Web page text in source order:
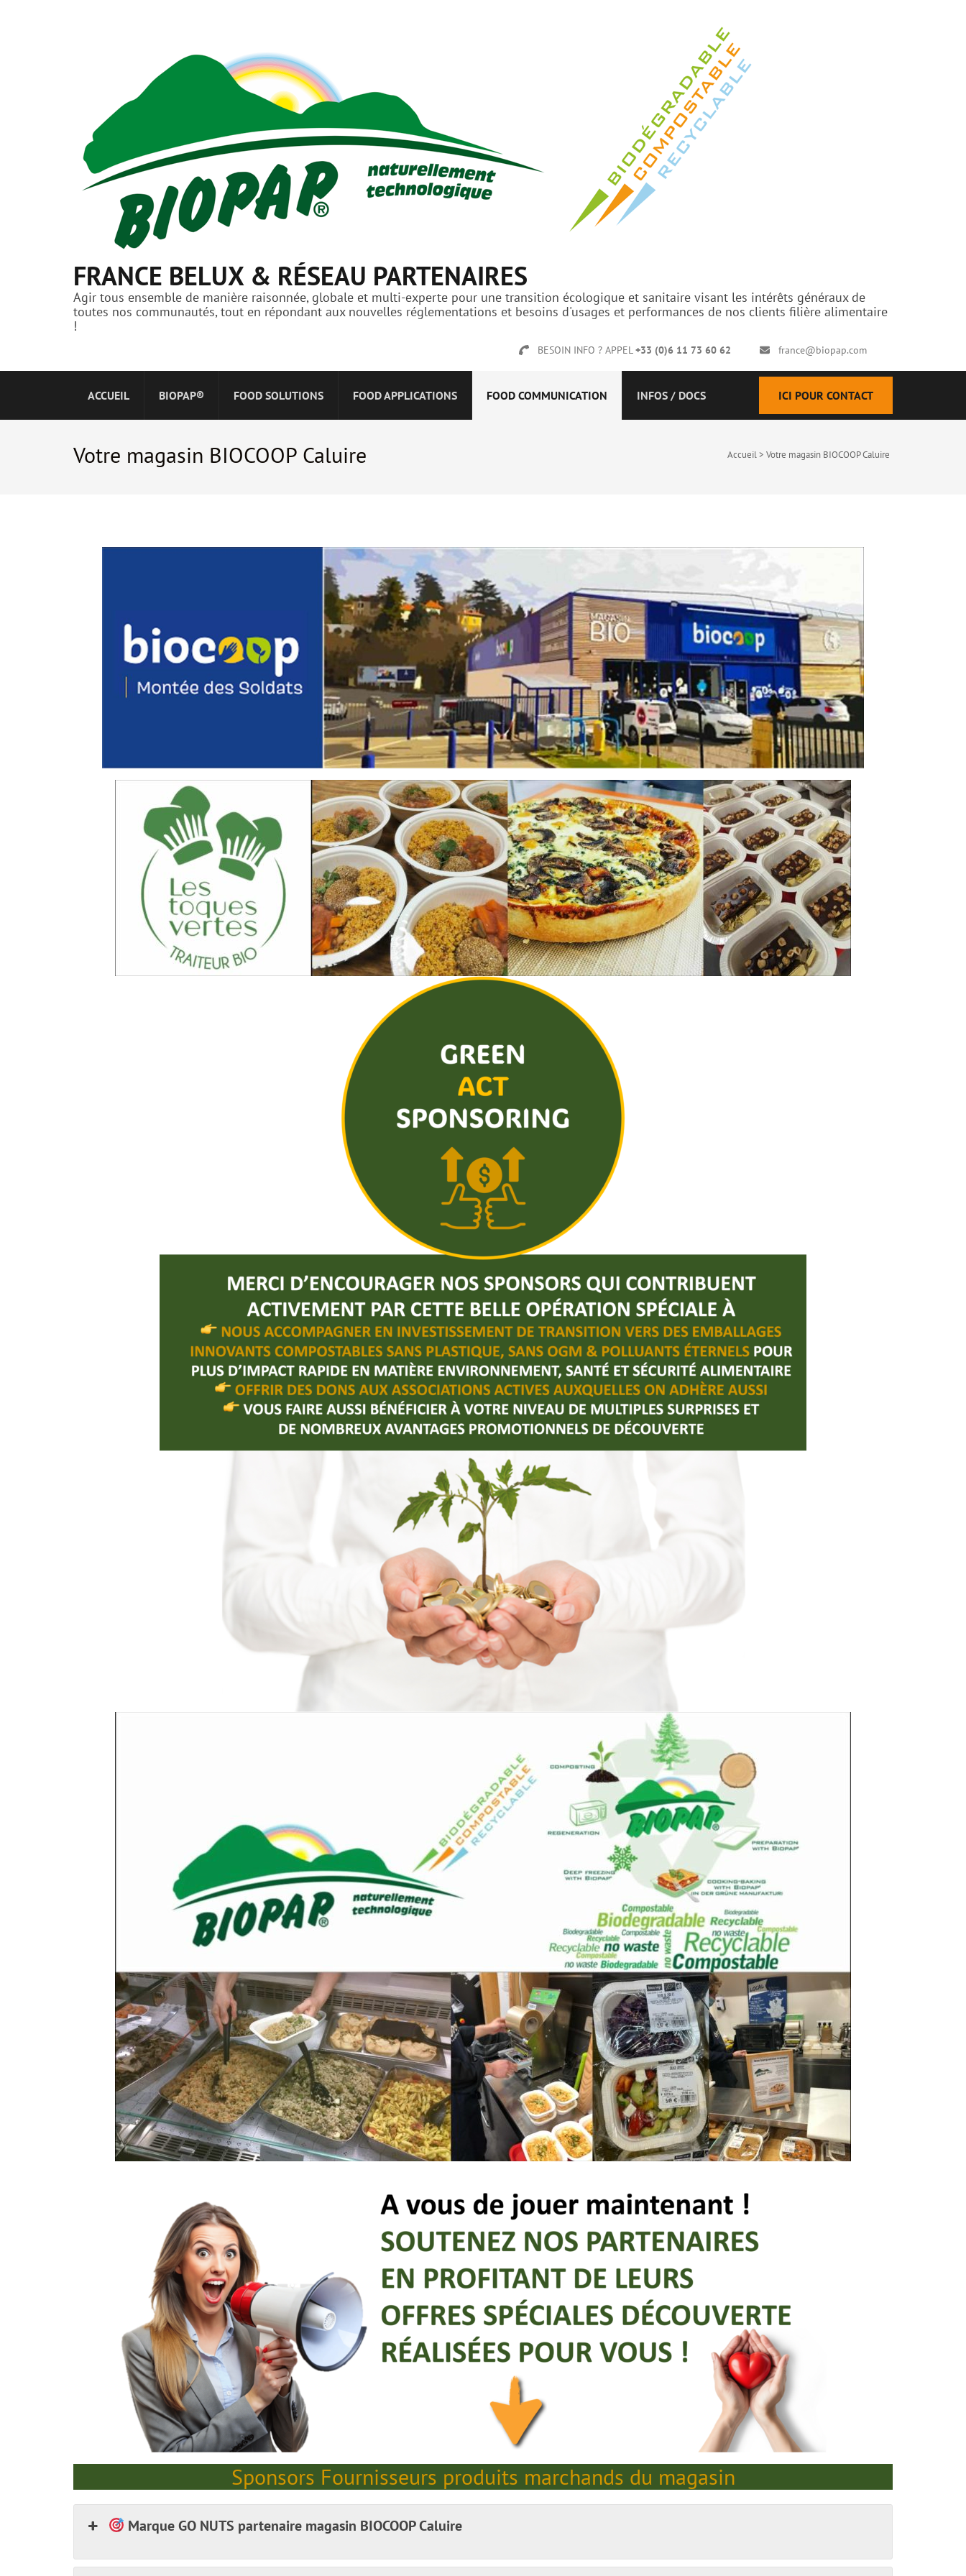
FRANCE BELUX & RÉSEAU PARTENAIRES
Agir tous ensemble de manière raisonnée, globale et multi-experte pour une transition écologique et sanitaire visant les intérêts généraux de
toutes nos communautés, tout en répondant aux nouvelles réglementations et besoins d'usages et performances de nos clients filière alimentaire
!
BESOIN INFO ? APPEL+33 (0)6 11 73 60 62 france@biopap.com
ACCUEIL BIOPAP® FOOD SOLUTIONS FOOD APPLICATIONS FOOD COMMUNICATION INFOS / DOCS ICI POUR CONTACT
Votre magasin BIOCOOP Caluire Accueil> Votre magasin BIOCOOP Caluire
Sponsors Fournisseurs produits marchands du magasin
Marque GO NUTS partenaire magasin BIOCOOP Caluire